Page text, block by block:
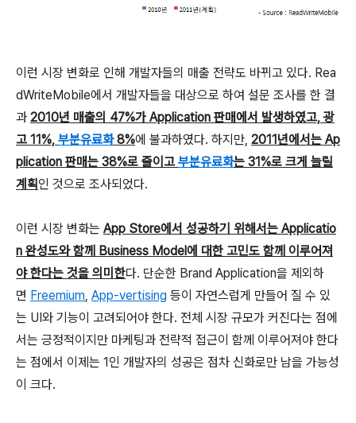
이런 시장 변화로 인해 개발자들의 매출 전략도 바뀌고 있다. Rea
dWriteMobile에서 개발자들을 대상으로 하여 설문 조사를 한 결
과 2010년 매출의 47%가 Application 판매에서 발생하였고, 광
고 11%, 부분유료화8%에 불과하였다. 하지만, 2011년에서는 Ap
plication 판매는 38%로 줄이고부분유료화는 31%로 크게 늘릴
계획인 것으로 조사되었다.
이런 시장 변화는 App Store에서 성공하기 위해서는 Applicatio
n 완성도와 함께 Business Model에 대한 고민도 함께 이루어져
야 한다는 것을 의미한다. 단순한 Brand Application을 제외하
면 Freemium, App-vertising 등이 자연스럽게 만들어 질 수 있
는 UI와 기능이 고려되어야 한다. 전체 시장 규모가 커진다는 점에
서는 긍정적이지만 마케팅과 전략적 접근이 함께 이루어져야 한다
는 점에서 이제는 1인 개발자의 성공은 점차 신화로만 남을 가능성
이 크다.